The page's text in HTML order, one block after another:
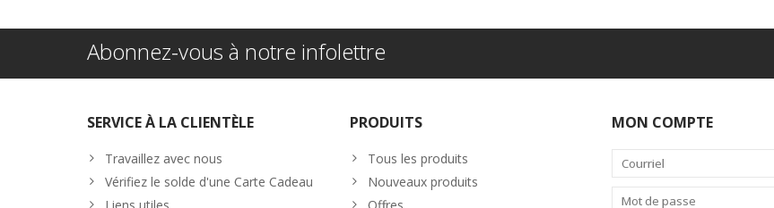
Abonnez-vous à notre infolettre
SERVICE À LA CLIENTÈLE
Travaillez avec nous
Vérifiez le solde d'une Carte Cadeau
PRODUITS
Tous les produits
Nouveaux produits
MON COMPTE